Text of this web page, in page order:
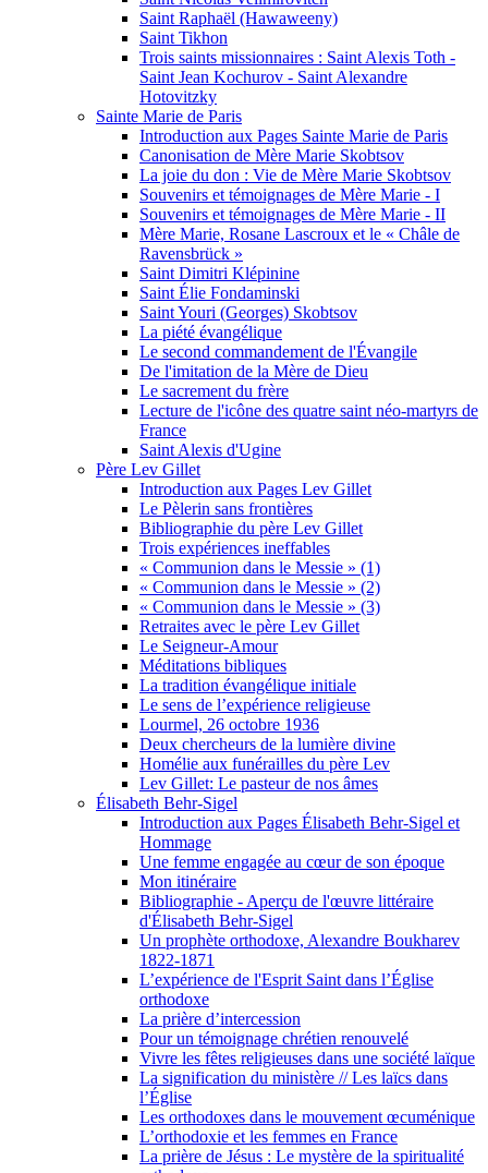
Saint Raphaël (Hawaweeny)
Saint Tikhon
Trois saints missionnaires : Saint Alexis Toth -
Saint Jean Kochurov - Saint Alexandre
Hotovitzky
Sainte Marie de Paris
Introduction aux Pages Sainte Marie de Paris
Canonisation de Mère Marie Skobtsov
La joie du don : Vie de Mère Marie Skobtsov
Souvenirs et témoignages de Mère Marie - I
Souvenirs et témoignages de Mère Marie - II
Mère Marie, Rosane Lascroux et le « Châle de
Ravensbrück »
Saint Dimitri Klépinine
Saint Élie Fondaminski
Saint Youri (Georges) Skobtsov
La piété évangélique
Le second commandement de l'Évangile
De l'imitation de la Mère de Dieu
Le sacrement du frère
Lecture de l'icône des quatre saint néo-martyrs de
France
Saint Alexis d'Ugine
Père Lev Gillet
Introduction aux Pages Lev Gillet
Le Pèlerin sans frontières
Bibliographie du père Lev Gillet
Trois expériences ineffables
« Communion dans le Messie » (1)
« Communion dans le Messie » (2)
« Communion dans le Messie » (3)
Retraites avec le père Lev Gillet
Le Seigneur-Amour
Méditations bibliques
La tradition évangélique initiale
Le sens de l’expérience religieuse
Lourmel, 26 octobre 1936
Deux chercheurs de la lumière divine
Homélie aux funérailles du père Lev
Lev Gillet: Le pasteur de nos âmes
Élisabeth Behr-Sigel
Introduction aux Pages Élisabeth Behr-Sigel et
Hommage
Une femme engagée au cœur de son époque
Mon itinéraire
Bibliographie - Aperçu de l'œuvre littéraire
d'Élisabeth Behr-Sigel
Un prophète orthodoxe, Alexandre Boukharev
1822-1871
L’expérience de l'Esprit Saint dans l’Église
orthodoxe
La prière d’intercession
Pour un témoignage chrétien renouvelé
Vivre les fêtes religieuses dans une société laïque
La signification du ministère // Les laïcs dans
l’Église
Les orthodoxes dans le mouvement œcuménique
L’orthodoxie et les femmes en France
La prière de Jésus : Le mystère de la spiritualité